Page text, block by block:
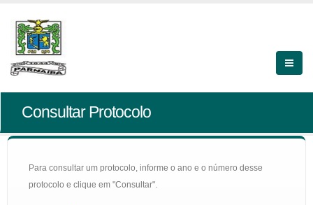
Consultar Protocolo
Para consultar um protocolo, informe o ano e o número desse
protocolo e clique em "Consultar".